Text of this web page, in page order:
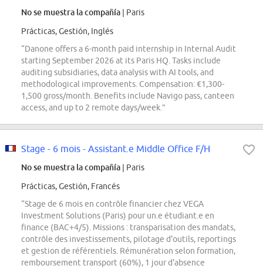
No se muestra la compañía | Paris
Prácticas, Gestión, Inglés
“Danone offers a 6-month paid internship in Internal Audit
starting September 2026 at its Paris HQ. Tasks include
auditing subsidiaries, data analysis with AI tools, and
methodological improvements. Compensation: €1,300-
1,500 gross/month. Benefits include Navigo pass, canteen
access, and up to 2 remote days/week.”
Stage - 6 mois - Assistant.e Middle Office F/H
No se muestra la compañía | Paris
Prácticas, Gestión, Francés
“Stage de 6 mois en contrôle financier chez VEGA
Investment Solutions (Paris) pour un.e étudiant.e en
finance (BAC+4/5). Missions : transparisation des mandats,
contrôle des investissements, pilotage d'outils, reportings
et gestion de référentiels. Rémunération selon formation,
remboursement transport (60%), 1 jour d'absence